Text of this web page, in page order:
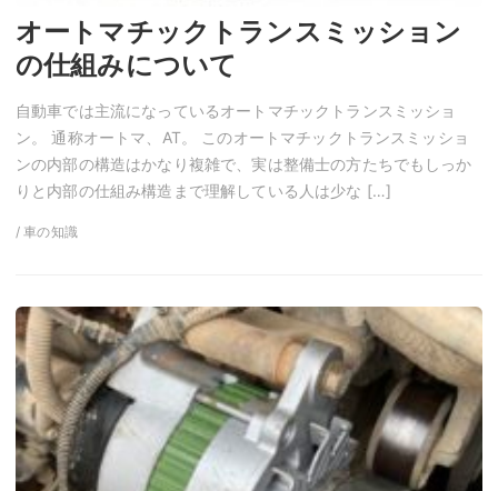
オートマチックトランスミッション
の仕組みについて
自動車では主流になっているオートマチックトランスミッショ
ン。 通称オートマ、AT。 このオートマチックトランスミッショ
ンの内部の構造はかなり複雑で、実は整備士の方たちでもしっか
りと内部の仕組み構造まで理解している人は少な […]
/ 車の知識